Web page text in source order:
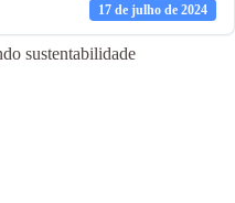
17 de julho de 2024
sustentabilidade